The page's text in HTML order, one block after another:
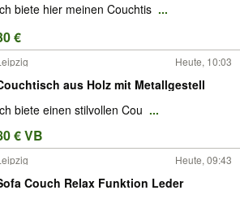
biete hier meinen Couchtis ...
€
Heute, 10:03
aus Holz mit Metallgestell
biete einen stilvollen Cou ...
€ VB
Heute, 09:43
Couch Relax Funktion Leder